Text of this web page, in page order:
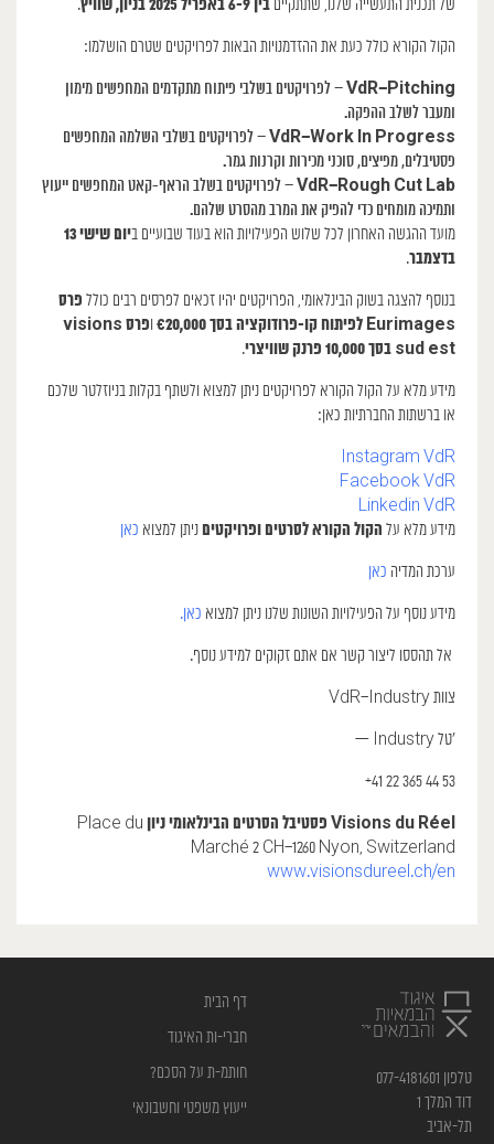
של תכנית התעשייה שלנו, שתתקיים בין 6-9 באפריל 2025 בניון, שוויץ .
הקול הקורא כולל כעת את ההזדמנויות הבאות לפרויקטים שטרם הושלמו:
VdR–Pitching– לפרויקטים בשלבי פיתוח מתקדמים המחפשים מימון
ומעבר לשלב ההפקה.
VdR–Work In Progress– לפרויקטים בשלבי השלמה המחפשים
פסטיבלים, מפיצים, סוכני מכירות וקרנות גמר.
VdR–Rough Cut Lab– לפרויקטים בשלב הראף-קאט המחפשים ייעוץ
ותמיכה מומחים כדי להפיק את המרב מהסרט שלהם.
מועד ההגשה האחרון לכל שלוש הפעילויות הוא בעוד שבועיים ב
יום שישי 13
בדצמבר.
בנוסף להצגה בשוק הבינלאומי, הפרויקטים יהיו זכאים לפרסים רבים כולל פרס
Eurimages לפיתוח קו-פרודוקציה בסך €20,000
ו
פרס visions
sud est בסך 10,000 פרנק שוויצרי
.
מידע מלא על הקול הקורא לפרויקטים ניתן למצוא ולשתף בקלות בניוזלטר שלכם
או ברשתות החברתיות כאן:
Instagram VdR
Facebook VdR
Linkedin VdR
מידע מלא על הקול הקורא לסרטים ופרויקטים ניתן למצוא כאן
ערכת המדיה כאן
מידע נוסף על הפעילויות השונות שלנו ניתן למצוא כאן.
אל תהססו ליצור קשר אם אתם זקוקים למידע נוסף.
צוות VdR–Industry
— Industry טל’
53 44 365 22 41+
Visions du Réel פסטיבל הסרטים הבינלאומי ניון Place du
Marché 2 CH–1260 Nyon, Switzerland
www.visionsdureel.ch/en
טלפון 077-4181601
דוד המלך 1
תל-אביב
דף הבית
חברי-ות האיגוד
חותמ-ת על הסכם?
ייעוץ משפטי וחשבונאי